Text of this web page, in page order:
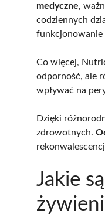
medyczne,
codziennych
funkcjonowanie
Co więcej,
odporność, ale
wpływać na
Dzięki
zdrowotnych.
Jakie